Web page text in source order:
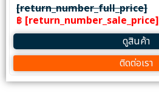
[return_number_full_price]
฿ [return_number_sale_price]
ดูสินค้า
ติดต่อเรา